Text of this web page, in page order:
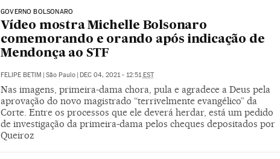
GOVERNO BOLSONARO
Vídeo mostra Michelle Bolsonaro
comemorando e orando após indicação de
Mendonça ao STF
FELIPE BETIM | São Paulo | DEC 04, 2021 - 12:51EST
Nas imagens, primeira-dama chora, pula e agradece a Deus pela
aprovação do novo magistrado “terrivelmente evangélico” da
Corte. Entre os processos que ele deverá herdar, está um pedido
de investigação da primeira-dama pelos cheques depositados por
Queiroz